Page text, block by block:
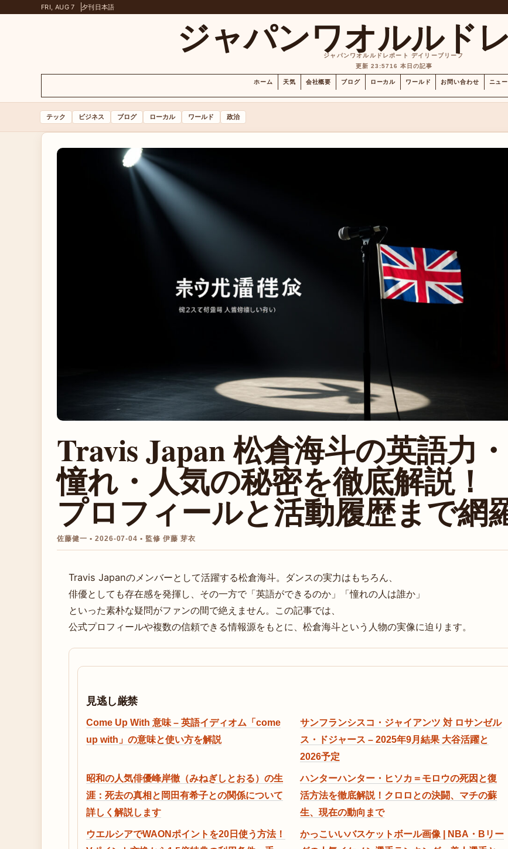
FRI, AUG 7 夕刊 日本語
ジャパンワオルルド
ジャパンワオルルドレポート デイリーブリーフ
更新 23:5716 本日の記事
ホーム 天気 会社概要 ブログ ローカル ワールド お問い合わせ ニュ
テック ビジネス ブログ ローカル ワールド 政治
Travis Japan 松倉海斗の英語力・
憧れ・人気の秘密を徹底解説！
プロフィールと活動履歴まで網
佐藤健一 • 2026-07-04 • 監修 伊藤 芽衣
Travis Japanのメンバーとして活躍する松倉海斗。ダンスの実力はもちろん、
俳優としても存在感を発揮し、その一方で「英語ができるのか」「憧れの人は誰か」
といった素朴な疑問がファンの間で絶えません。この記事では、
公式プロフィールや複数の信頼できる情報源をもとに、松倉海斗という人物の実像に迫ります。
見逃し厳禁
Come Up With 意味 – 英語イディオム「come
up with」の意味と使い方を解説
サンフランシスコ・ジャイアンツ 対 ロサンゼル
ス・ドジャース – 2025年9月結果 大谷活躍と
2026予定
昭和の人気俳優峰岸徹（みねぎしとおる）の生
涯：死去の真相と岡田有希子との関係について
詳しく解説します
ハンターハンター・ヒソカ＝モロウの死因と復
活方法を徹底解説！クロロとの決闘、マチの蘇
生、現在の動向まで
ウエルシアでWAONポイントを20日使う方法！
かっこいいバスケットボール画像 | NBA・Bリー